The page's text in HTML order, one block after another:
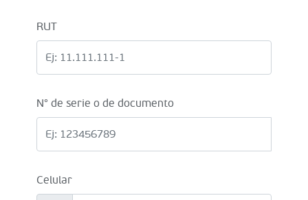
RUT
N° de serie o de documento
Celular